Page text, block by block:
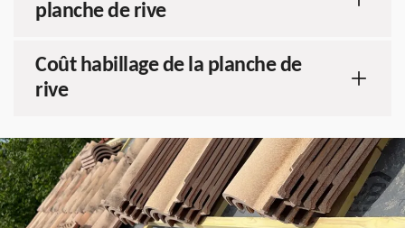
planche de rive
Coût habillage de la planche de
rive